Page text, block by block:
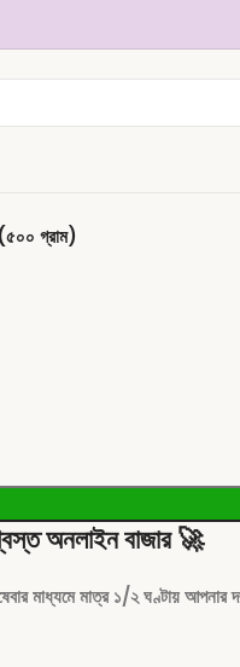
গ্রাম)
অনলাইন বাজার🚀
মাধ্যমে মাত্র ১/২ ঘণ্টায় আপনার